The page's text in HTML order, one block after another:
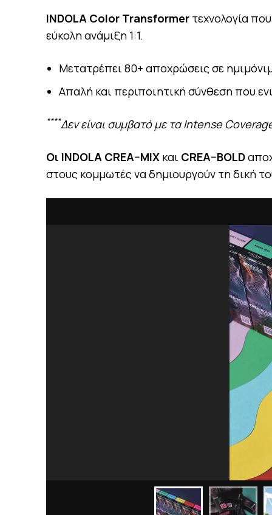
INDOLA Color Transformer τεχνολογία
εύκολη ανάμιξη 1:1.
Μετατρέπει 80+ αποχρώσεις σε
Απαλή και περιποιητική σύνθεση που
****Δεν είναι συμβατό με τα Intense
Οι INDOLA CREA–MIX και CREA–BOLD
στους κομμωτές να δημιουργούν τη δική